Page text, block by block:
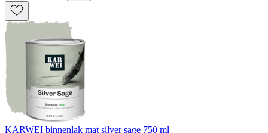
KARWEI binnenlak mat silver sage 750 ml